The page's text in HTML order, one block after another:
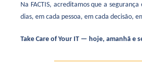
Na FACTIS, acreditamos que a
dias, em cada pessoa, em cada decisão,
Take Care of Your IT — hoje, amanhã e